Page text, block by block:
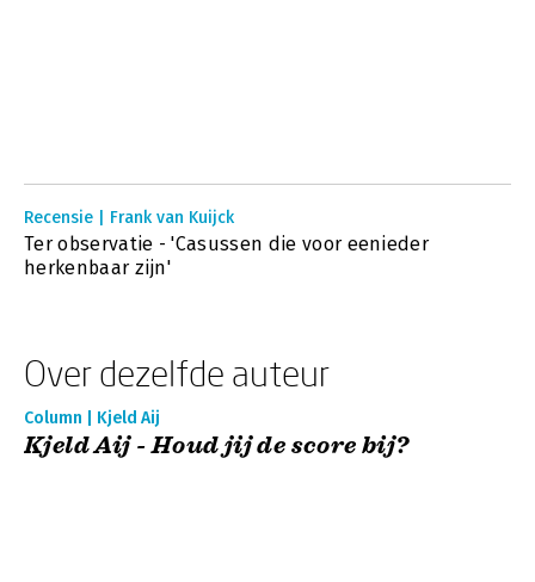
Recensie | Frank van Kuijck
Ter observatie - 'Casussen die voor eenieder
herkenbaar zijn'
Over dezelfde auteur
Column | Kjeld Aij
Kjeld Aij - Houd jij de score bij?